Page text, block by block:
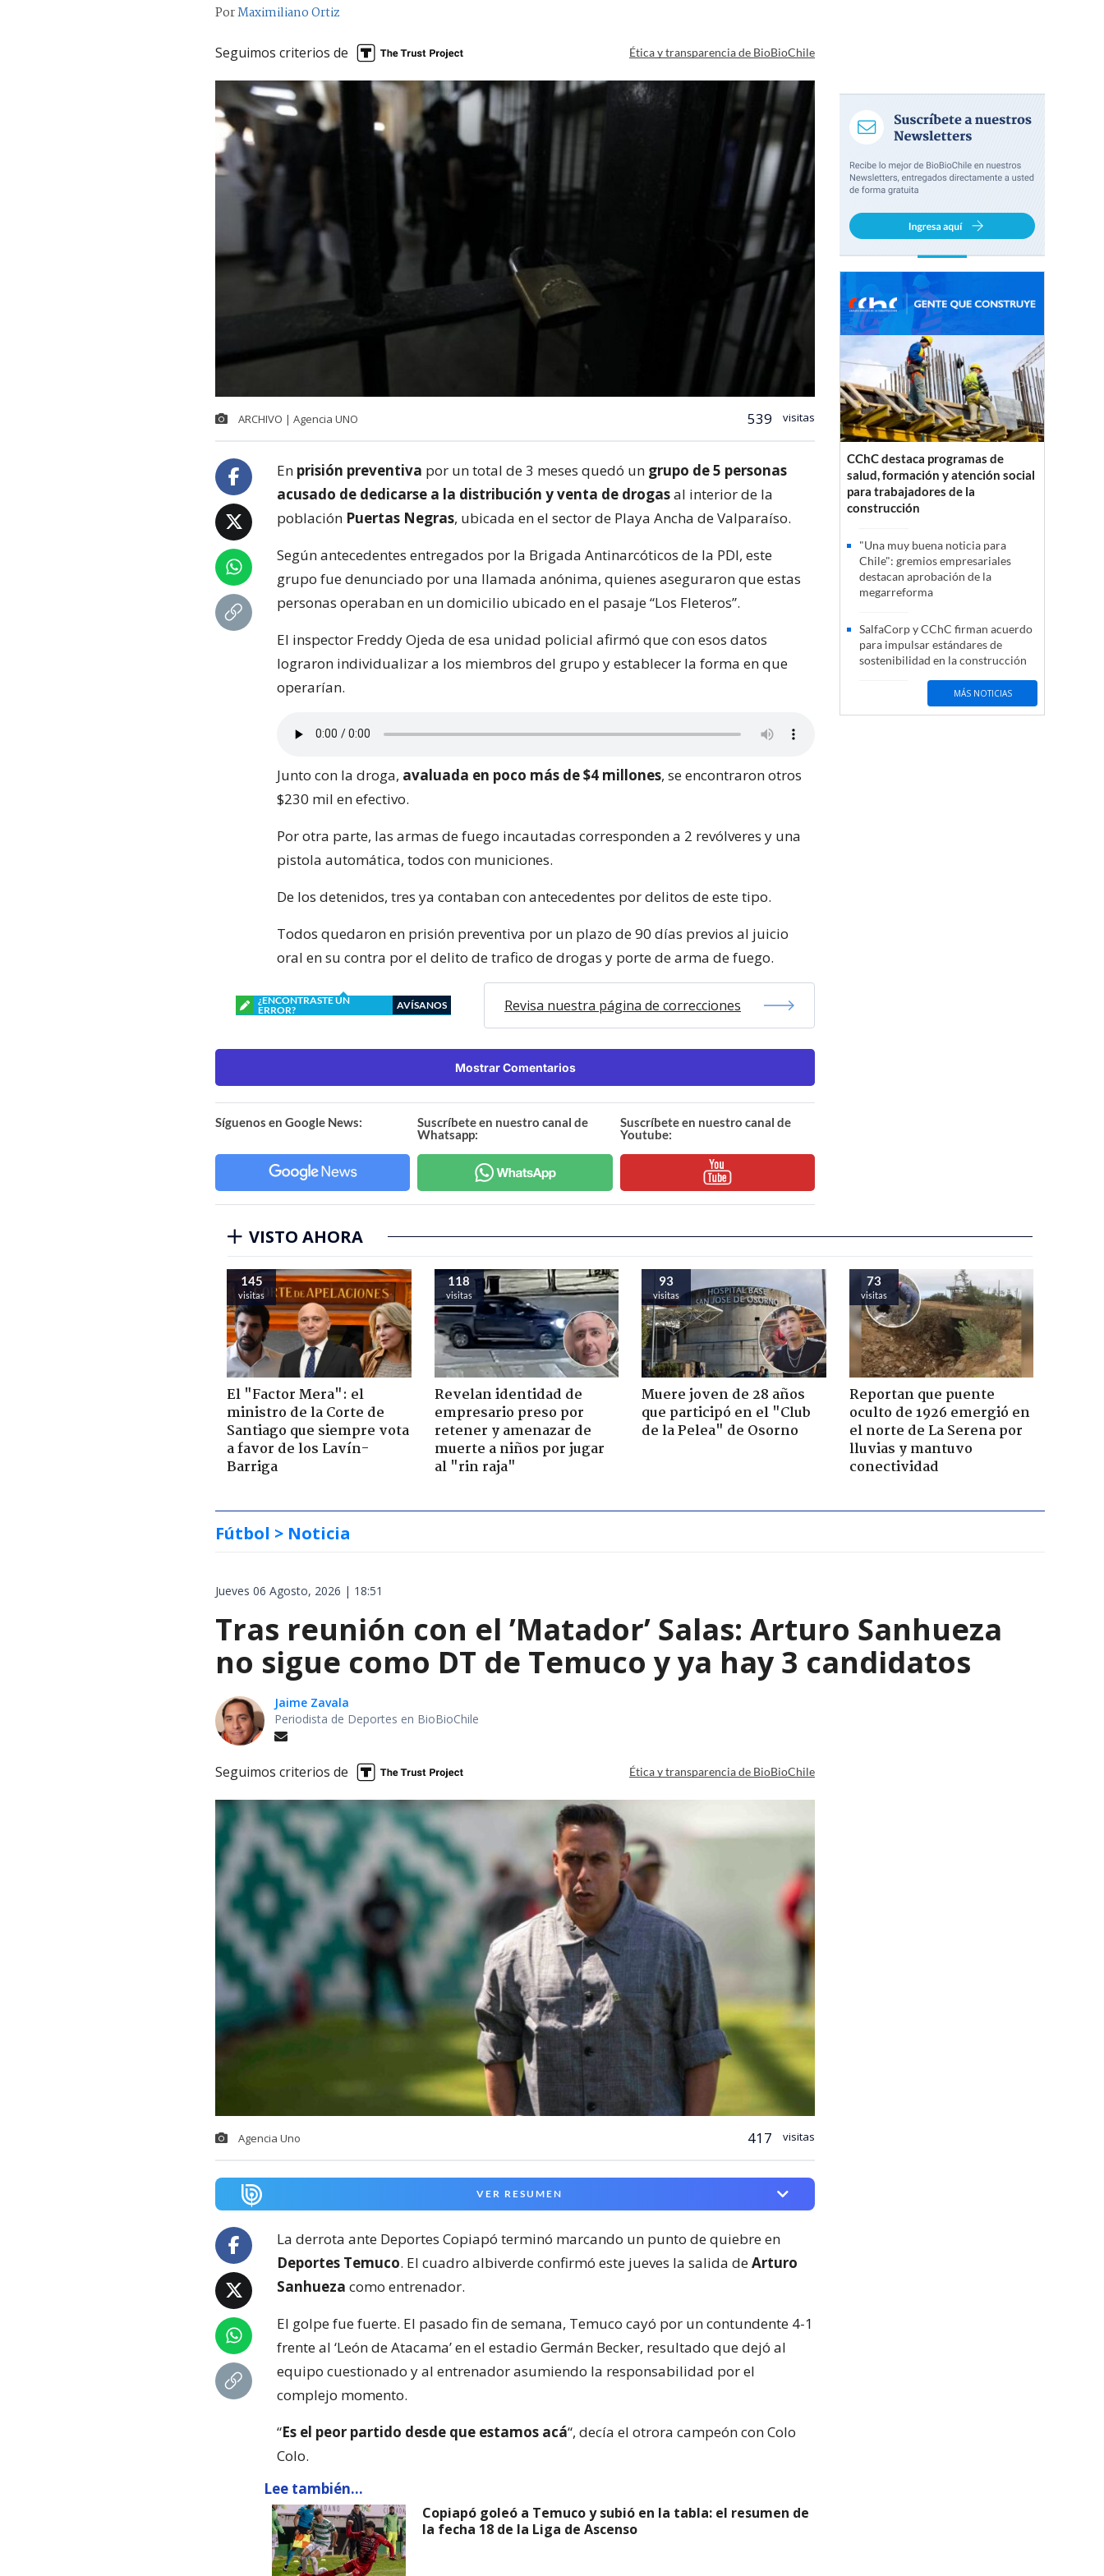
PorMaximiliano Ortiz
Seguimos criterios de Ética y transparencia de BioBioChile
ARCHIVO | Agencia UNO 539 visitas
En prisión preventiva por un total de 3 meses quedó un grupo de 5 personas
acusado de dedicarse a la distribución y venta de drogasal interior de la
población Puertas Negras, ubicada en el sector de Playa Ancha de Valparaíso.
Según antecedentes entregados por la Brigada Antinarcóticos de la PDI, este
grupo fue denunciado por una llamada anónima, quienes aseguraron que estas
personas operaban en un domicilio ubicado en el pasaje “Los Fleteros”.
El inspector Freddy Ojeda de esa unidad policial afirmó que con esos datos
lograron individualizar a los miembros del grupo y establecer la forma en que
operarían.
Junto con la droga, avaluada en poco más de $4 millones, se encontraron otros
$230 mil en efectivo.
Por otra parte, las armas de fuego incautadas corresponden a 2 revólveres y una
pistola automática, todos con municiones.
De los detenidos, tres ya contaban con antecedentes por delitos de este tipo.
Todos quedaron en prisión preventiva por un plazo de 90 días previos al juicio
oral en su contra por el delito de trafico de drogas y porte de arma de fuego.
¿ENCONTRASTE UN
ERROR?
AVÍSANOS Revisa nuestra página de correcciones
Mostrar Comentarios
Síguenos en Google News:
Suscríbete en nuestro canal de
Whatsapp:
Suscríbete en nuestro canal de
Youtube:
CChC destaca programas de
salud, formación y atención social
para trabajadores de la
construcción
"Una muy buena noticia para
Chile": gremios empresariales
destacan aprobación de la
megarreforma
SalfaCorp y CChC firman acuerdo
para impulsar estándares de
sostenibilidad en la construcción
MÁS NOTICIAS
VISTO AHORA
145
visitas
El "Factor Mera": el
ministro de la Corte de
Santiago que siempre vota
a favor de los Lavín-
Barriga
118
visitas
Revelan identidad de
empresario preso por
retener y amenazar de
muerte a niños por jugar
al "rin raja"
93
visitas
Muere joven de 28 años
que participó en el "Club
de la Pelea" de Osorno
73
visitas
Reportan que puente
oculto de 1926 emergió en
el norte de La Serena por
lluvias y mantuvo
conectividad
Fútbol > Noticia
Jueves 06 Agosto, 2026 | 18:51
Tras reunión con el ’Matador’ Salas: Arturo Sanhueza
no sigue como DT de Temuco y ya hay 3 candidatos
Jaime Zavala
Periodista de Deportes en BioBioChile
Seguimos criterios de Ética y transparencia de BioBioChile
Agencia Uno 417 visitas
VER RESUMEN
La derrota ante Deportes Copiapó terminó marcando un punto de quiebre en
Deportes Temuco. El cuadro albiverde confirmó este jueves la salida deArturo
Sanhueza como entrenador.
El golpe fue fuerte. El pasado fin de semana, Temuco cayó por un contundente 4-1
frente al ‘León de Atacama’ en el estadio Germán Becker, resultado que dejó al
equipo cuestionado y al entrenador asumiendo la responsabilidad por el
complejo momento.
“Es el peor partido desde que estamos acá“, decía el otrora campeón con Colo
Colo.
Lee también...
Copiapó goleó a Temuco y subió en la tabla: el resumen de
la fecha 18 de la Liga de Ascenso